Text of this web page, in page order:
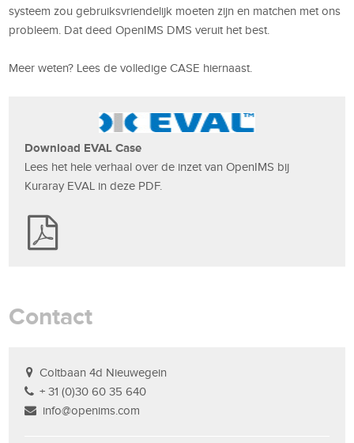
systeem zou gebruiksvriendelijk moeten zijn en matchen met ons
probleem. Dat deed OpenIMS DMS veruit het best.
Meer weten? Lees de volledige CASE hiernaast.
Download EVAL Case
Lees het hele verhaal over de inzet van OpenIMS bij
Kuraray EVAL in deze PDF.
Contact
Coltbaan 4d Nieuwegein
+ 31 (0)30 60 35 640
info@openims.com